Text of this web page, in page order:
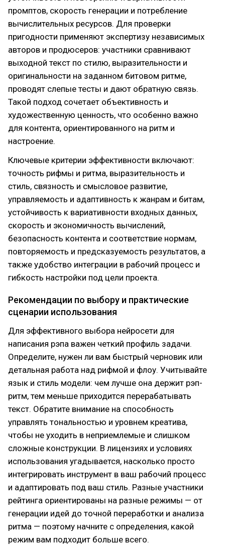
промптов, скорость генерации и потребление
вычислительных ресурсов. Для проверки
пригодности применяют экспертизу независимых
авторов и продюсеров: участники сравнивают
выходной текст по стилю, выразительности и
оригинальности на заданном битовом ритме,
проводят слепые тесты и дают обратную связь.
Такой подход сочетает объективность и
художественную ценность, что особенно важно
для контента, ориентированного на ритм и
настроение.
Ключевые критерии эффективности включают:
точность рифмы и ритма, выразительность и
стиль, связность и смысловое развитие,
управляемость и адаптивность к жанрам и битам,
устойчивость к вариативности входных данных,
скорость и экономичность вычислений,
безопасность контента и соответствие нормам,
повторяемость и предсказуемость результатов, а
также удобство интеграции в рабочий процесс и
гибкость настройки под цели проекта.
Рекомендации по выбору и практические
сценарии использования
Для эффективного выбора нейросети для
написания рэпа важен четкий профиль задачи.
Определите, нужен ли вам быстрый черновик или
детальная работа над рифмой и флоу. Учитывайте
язык и стиль модели: чем лучше она держит рэп-
ритм, тем меньше приходится перерабатывать
текст. Обратите внимание на способность
управлять тональностью и уровнем креатива,
чтобы не уходить в неприемлемые и слишком
сложные конструкции. В лицензиях и условиях
использования угадывается, насколько просто
интегрировать инструмент в ваш рабочий процесс
и адаптировать под ваш стиль. Разные участники
рейтинга ориентированы на разные режимы — от
генерации идей до точной переработки и анализа
ритма — поэтому начните с определения, какой
режим вам подходит больше всего.